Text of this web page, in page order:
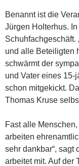
Benannt ist die
Jürgen Holterhus.
Schuhfachgeschäft.
und alle Beteiligten
schwärmt der
und Vater eines 15-
schon mitgekickt.
Thomas Kruse
Fast alle
arbeiten
sehr dankbar“, sagt
arbeitet mit. Auf der